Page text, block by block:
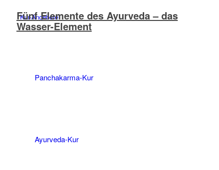
Kur-Angebote
Panchakarma-Kur
Ayurveda-Kur
Fünf Elemente des Ayurveda – das
Wasser-Element